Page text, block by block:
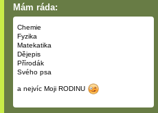
Mám ráda:
Chemie
Fyzika
Matekatika
Dějepis
Přírodák
Svého psa
a nejvíc Moji RODINU